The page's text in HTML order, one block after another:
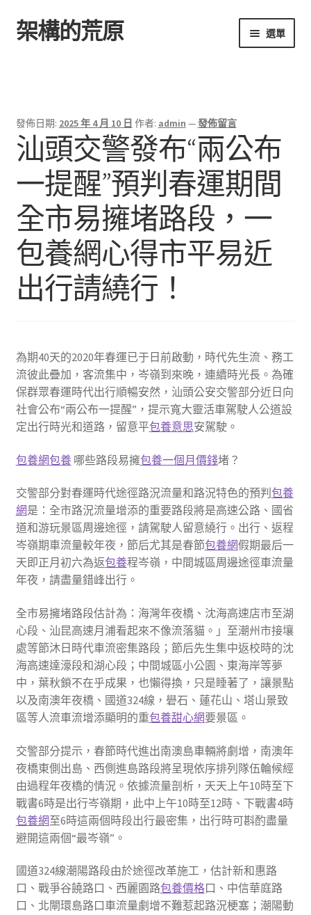
跳
至
跳
至
架構的荒原 選單
發佈日期: 2025 年 4 月 10 日 作者: admin —發佈留言
汕頭交警發布“兩公布
一提醒”預判春運期間
全市易擁堵路段，一
包養網心得市平易近
出行請繞行！
為期40天的2020年春運已于日前啟動，時代先生流、務工
流彼此疊加，客流集中，岑嶺到來晚，連續時光長。為確
保群眾春運時代出行順暢安然，汕頭公安交警部分近日向
社會公布“兩公布一提醒”，提示寬大靈活車駕駛人公道設
定出行時光和道路，留意平包養意思安駕駛。
包養網包養哪些路段易擁包養一個月價錢堵？
交警部分對春運時代途徑路況流量和路況特色的預判 包養
網是：全市路況流量增添的重要路段將是高速公路、國省
道和游玩景區周邊途徑，請駕駛人留意繞行。出行、返程
岑嶺期車流量較年夜，節后尤其是春節包養網假期最后一
天即正月初六為返包養程岑嶺，中間城區周邊途徑車流量
年夜，請盡量錯峰出行。
全市易擁堵路段估計為：海灣年夜橋、沈海高速店市至湖
心段、汕昆高速月浦看起來不像流落貓。」至潮州市接壤
處等節沐日時代車流密集路段；節后先生集中返校時的沈
海高速達濠段和湖心段；中間城區小公園、東海岸等夢
中，葉秋鎖不在乎成果，也懶得換，只是睡著了，讓景點
以及南澳年夜橋、國道324線，礐石、蓮花山、塔山景致
區等人流車流增添顯明的重包養甜心網要景區。
交警部分提示，春節時代進出南澳島車輛將劇增，南澳年
夜橋東側出島、西側進島路段將呈現依序排列隊伍輪候經
由過程年夜橋的情況。依據流量剖析，天天上午10時至下
戰書6時是出行岑嶺期，此中上午10時至12時、下戰書4時
包養網至6時這兩個時段出行最密集，出行時可斟酌盡量
避開這兩個“最岑嶺”。
國道324線潮陽路段由於途徑改革施工，估計新和惠路
口、戰爭谷饒路口、西麗園路包養價格口、中信華庭路
口、北閘環島路口車流量劇增不難惹起路況梗塞；潮陽動